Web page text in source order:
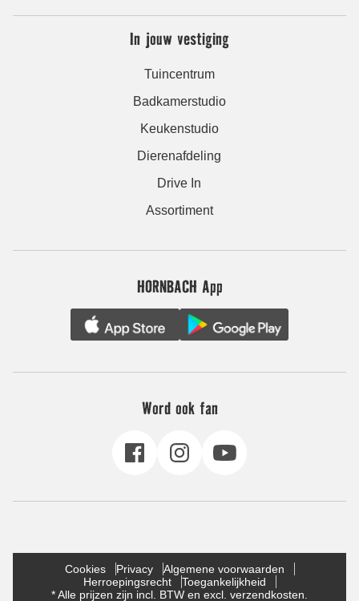
In jouw vestiging
Tuincentrum
Badkamerstudio
Keukenstudio
Dierenafdeling
Drive In
Assortiment
HORNBACH App
Word ook fan
Cookies Privacy
Algemene voorwaarden
Herroepingsrecht
Toegankelijkheid
* Alle prijzen zijn incl. BTW en excl. verzendkosten.